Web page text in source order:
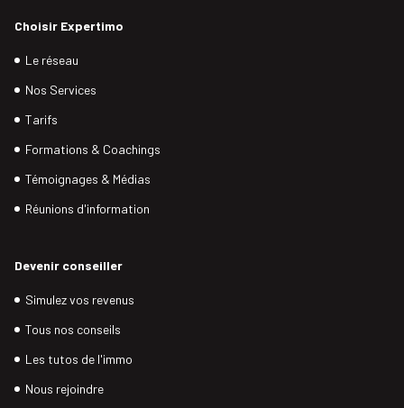
Choisir Expertimo
Le réseau
Nos Services
Tarifs
Formations & Coachings
Témoignages & Médias
Réunions d'information
Devenir conseiller
Simulez vos revenus
Tous nos conseils
Les tutos de l'immo
Nous rejoindre